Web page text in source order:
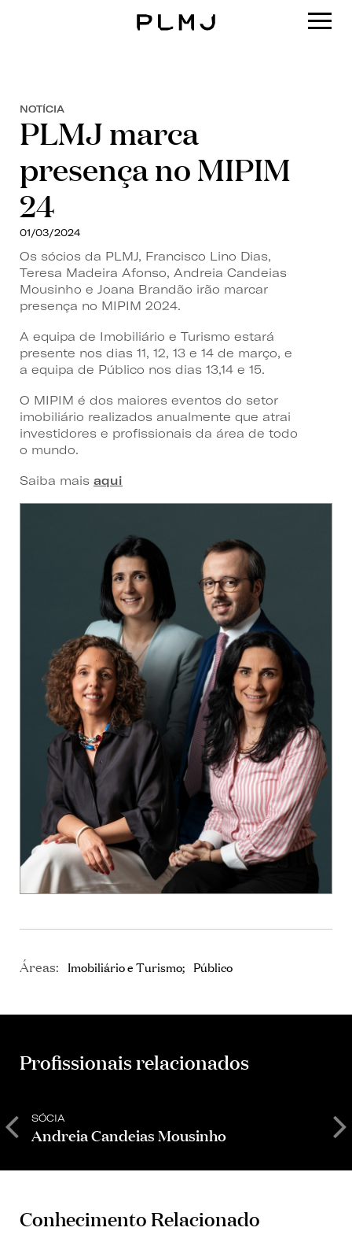
NOTÍCIA
PLMJ marca
presença no MIPIM
24
01/03/2024
Os sócios da PLMJ, Francisco Lino Dias,
Teresa Madeira Afonso, Andreia Candeias
Mousinho e Joana Brandão irão marcar
presença no MIPIM 2024.
A equipa de Imobiliário e Turismo estará
presente nos dias 11, 12, 13 e 14 de março, e
a equipa de Público nos dias 13,14 e 15.
O MIPIM é dos maiores eventos do setor
imobiliário realizados anualmente que atrai
investidores e profissionais da área de todo
o mundo.
Saiba mais aqui
Áreas: Imobiliário e Turismo Público
Profissionais relacionados
SÓCIA
Andreia Candeias Mousinho
Conhecimento Relacionado